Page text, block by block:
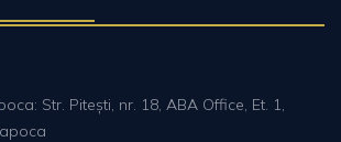
Str. Pitești, nr. 18, ABA Office, Et. 1,